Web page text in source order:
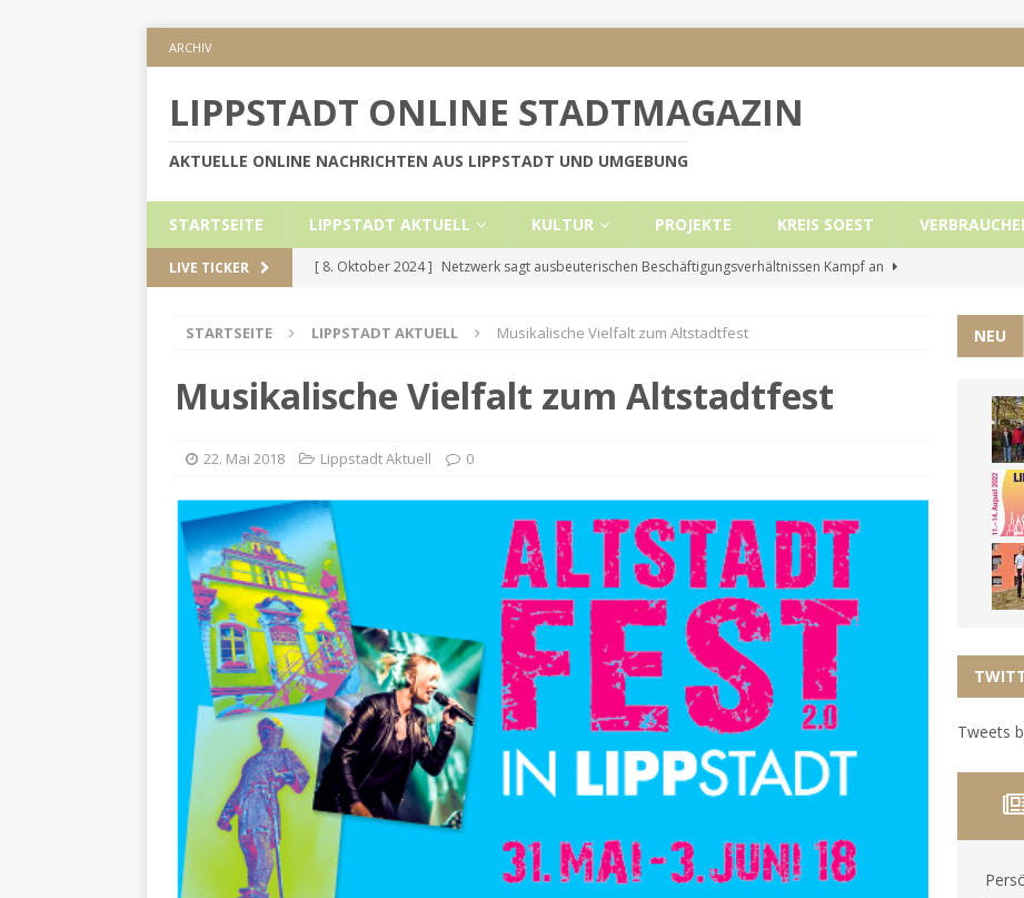
ARCHIV
LIPPSTADT ONLINE STADTMAGAZIN
AKTUELLE ONLINE NACHRICHTEN AUS LIPPSTADT UND UMGEBUNG
STARTSEITE LIPPSTADT AKTUELL KULTUR PROJEKTE KREIS SOEST
LIVE TICKER [ 8. Oktober 2024 ] Netzwerk sagt ausbeuterischen Beschäftigungsverhältnissen Kampf an
[ 5. September 2024 ]
Höhere Mietobergrenzen für Leistungsempfänger
[ 2. September 2024 ]
Geschützt: Reden im Bundestag vom 13.11.24
UNCATEGORIZED
LIPPSTADT AKTUELL
STARTSEITE LIPPSTADT AKTUELL Musikalische Vielfalt zum Altstadtfest
Musikalische Vielfalt zum Altstadtfest
22. Mai 2018 Lippstadt Aktuell 0
NEU
Tweets